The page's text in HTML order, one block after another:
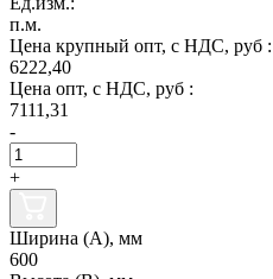
п.м.
Цена крупный опт, с НДС, руб :
6222,40
Цена опт, с НДС, руб :
7111,31
-
+
Ширина (А), мм
600